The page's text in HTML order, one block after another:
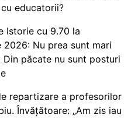
educatorii?
Istorie cu 9.70 la
2026: Nu prea sunt mari
Din păcate nu sunt posturi
repartizare a profesorilor
Învățătoare: „Am zis iau